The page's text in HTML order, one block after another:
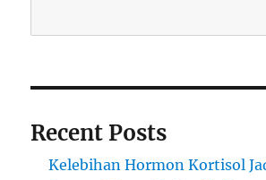
Recent Posts
Kelebihan Hormon Kortisol